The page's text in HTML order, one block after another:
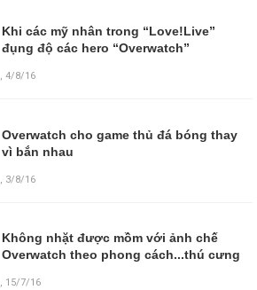
Khi các mỹ nhân trong “Love!Live”
đụng độ các hero “Overwatch”
,4/8/16
Overwatch cho game thủ đá bóng thay
vì bắn nhau
, 3/8/16
Không nhặt được mồm với ảnh chế
Overwatch theo phong cách...thú cưng
, 15/7/16